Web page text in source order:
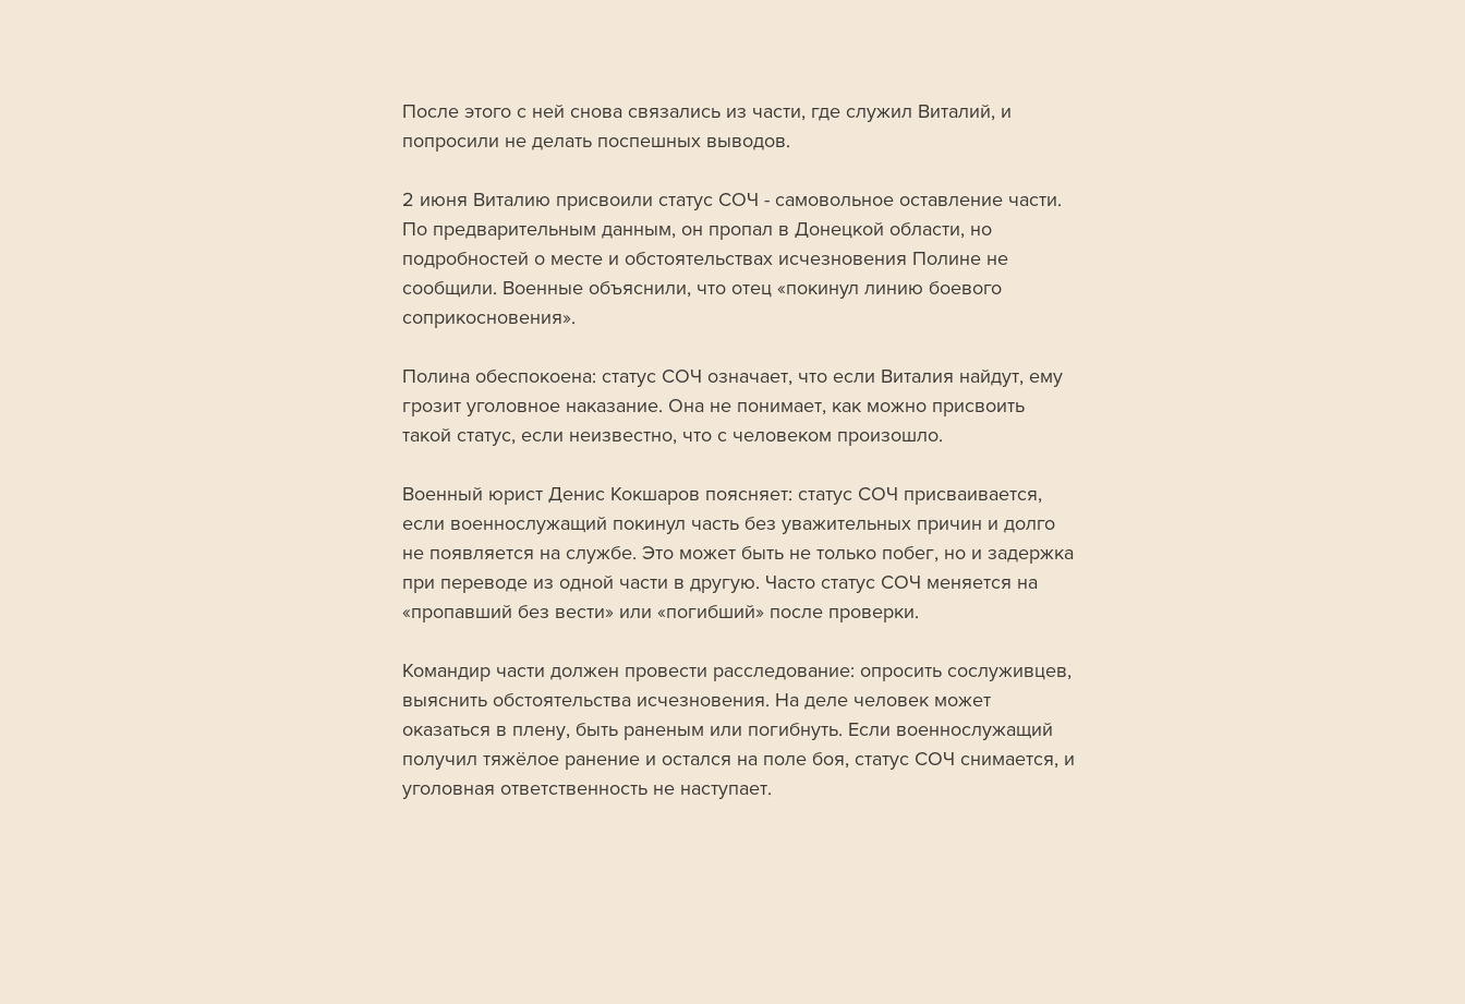
После этого с ней снова связались из части, где служил Виталий, и
попросили не делать поспешных выводов.
2 июня Виталию присвоили статус СОЧ - самовольное оставление части.
По предварительным данным, он пропал в Донецкой области, но
подробностей о месте и обстоятельствах исчезновения Полине не
сообщили. Военные объяснили, что отец «покинул линию боевого
соприкосновения».
Полина обеспокоена: статус СОЧ означает, что если Виталия найдут, ему
грозит уголовное наказание. Она не понимает, как можно присвоить
такой статус, если неизвестно, что с человеком произошло.
Военный юрист Денис Кокшаров поясняет: статус СОЧ присваивается,
если военнослужащий покинул часть без уважительных причин и долго
не появляется на службе. Это может быть не только побег, но и задержка
при переводе из одной части в другую. Часто статус СОЧ меняется на
«пропавший без вести» или «погибший» после проверки.
Командир части должен провести расследование: опросить сослуживцев,
выяснить обстоятельства исчезновения. На деле человек может
оказаться в плену, быть раненым или погибнуть. Если военнослужащий
получил тяжёлое ранение и остался на поле боя, статус СОЧ снимается, и
уголовная ответственность не наступает.